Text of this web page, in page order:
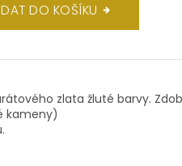
DO KOŠÍKU
zlata žluté barvy.
kameny)